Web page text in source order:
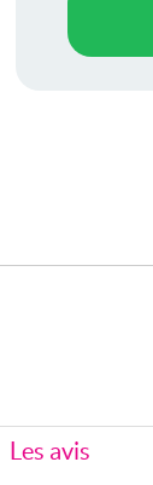
Les avis